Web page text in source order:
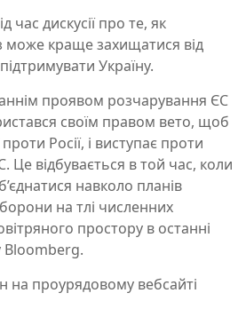
час дискусії про те, як
краще захищатися від
Україну.
проявом розчарування ЄС
своїм правом вето, щоб
Росії, і виступає проти
Це відбувається в той час, коли
навколо планів
на тлі численних
простору в останні
Bloomberg.
на проурядовому вебсайті